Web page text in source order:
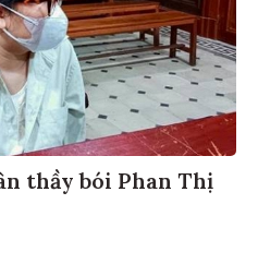
thầy bói Phan Thị